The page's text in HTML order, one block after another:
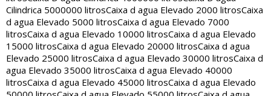
Cilindrica 5000000 litrosCaixa d agua Elevado 2000 litrosCaixa
d agua Elevado 5000 litrosCaixa d agua Elevado 7000
litrosCaixa d agua Elevado 10000 litrosCaixa d agua Elevado
15000 litrosCaixa d agua Elevado 20000 litrosCaixa d agua
Elevado 25000 litrosCaixa d agua Elevado 30000 litrosCaixa d
agua Elevado 35000 litrosCaixa d agua Elevado 40000
litrosCaixa d agua Elevado 45000 litrosCaixa d agua Elevado